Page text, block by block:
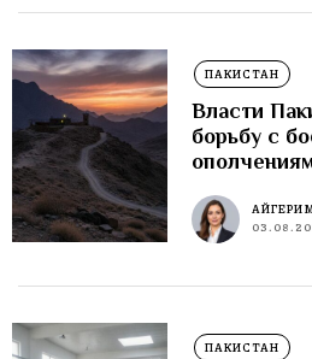
ПАКИСТАН
Власти
борьбу с
ПАКИСТАН